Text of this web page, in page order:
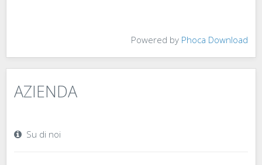
Powered by Phoca Download
AZIENDA
Su di noi